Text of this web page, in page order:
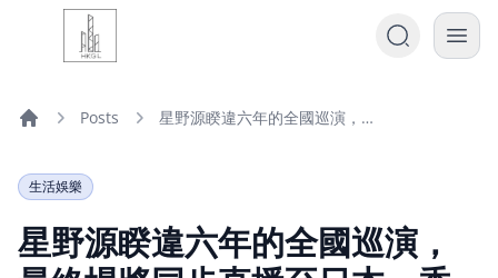
Posts 星野源睽違六年的全國巡演，最終場將同步直播至日本、香港和澳門的戲院！
生活娛樂
星野源睽違六年的全國巡演，